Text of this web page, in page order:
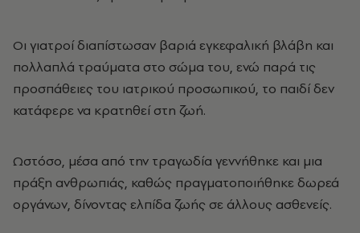
Οι γιατροί διαπίστωσαν βαριά εγκεφαλική βλάβη και
πολλαπλά τραύματα στο σώμα του, ενώ παρά τις
προσπάθειες του ιατρικού προσωπικού, το παιδί δεν
κατάφερε να κρατηθεί στη ζωή.
Ωστόσο, μέσα από την τραγωδία γεννήθηκε και μια
πράξη ανθρωπιάς, καθώς πραγματοποιήθηκε δωρεά
οργάνων, δίνοντας ελπίδα ζωής σε άλλους ασθενείς.